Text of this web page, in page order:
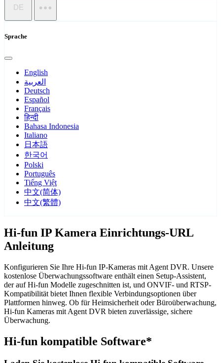
DE
Sprache
English
العربية
Deutsch
Español
Français
हिन्दी
Bahasa Indonesia
Italiano
日本語
한국어
Polski
Português
Tiếng Việt
中文(简体)
中文(繁體)
Hi-fun IP Kamera Einrichtungs-URL
Anleitung
Konfigurieren Sie Ihre Hi-fun IP-Kameras mit Agent DVR. Unsere
kostenlose Überwachungssoftware enthält einen Setup-Assistent,
der auf Hi-fun Modelle zugeschnitten ist, und ONVIF- und RTSP-
Kompatibilität bietet Ihnen flexible Verbindungsoptionen über
Plattformen hinweg. Ob für Heimsicherheit oder Büroüberwachung,
Hi-fun Kameras mit Agent DVR bieten zuverlässige, sichere
Überwachung.
Hi-fun kompatible Software*